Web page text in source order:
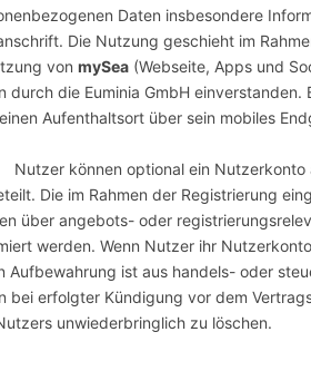
Daten insbesondere
Die Nutzung geschieht im
von mySea (Webseite, Apps und
durch die Euminia GmbH
Aufenthaltsort über sein mobiles
können optional ein Nutzerkonto
Die im Rahmen der Registrierung
über angebots- oder
werden. Wenn Nutzer ihr
Aufbewahrung ist aus handels- oder
bei erfolgter Kündigung vor dem
unwiederbringlich zu löschen.